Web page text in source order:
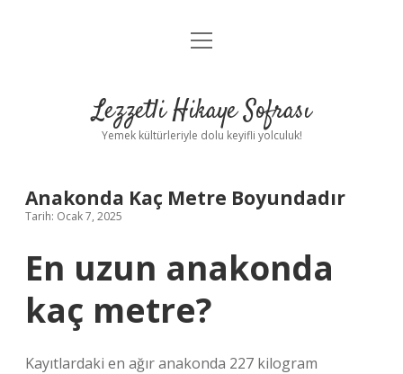
Anasayfa
Yasal Uyarı
menüyü
Lezzetli Hikaye Sofrası
Yemek kültürleriyle dolu keyifli yolculuk!
Anakonda Kaç Metre Boyundadır
Tarih: Ocak 7, 2025
En uzun anakonda
kaç metre?
Kayıtlardaki en ağır anakonda 227 kilogram